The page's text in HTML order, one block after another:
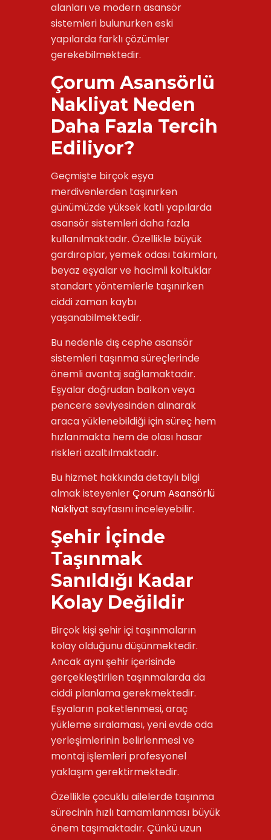
alanları ve modern asansör
sistemleri bulunurken eski
yapılarda farklı çözümler
gerekebilmektedir.
Çorum Asansörlü
Nakliyat Neden
Daha Fazla Tercih
Ediliyor?
Geçmişte birçok eşya
merdivenlerden taşınırken
günümüzde yüksek katlı yapılarda
asansör sistemleri daha fazla
kullanılmaktadır. Özellikle büyük
gardıroplar, yemek odası takımları,
beyaz eşyalar ve hacimli koltuklar
standart yöntemlerle taşınırken
ciddi zaman kaybı
yaşanabilmektedir.
Bu nedenle dış cephe asansör
sistemleri taşınma süreçlerinde
önemli avantaj sağlamaktadır.
Eşyalar doğrudan balkon veya
pencere seviyesinden alınarak
araca yüklenebildiği için süreç hem
hızlanmakta hem de olası hasar
riskleri azaltılmaktadır.
Bu hizmet hakkında detaylı bilgi
almak isteyenlerÇorum Asansörlü
Nakliyat sayfasını inceleyebilir.
Şehir İçinde
Taşınmak
Sanıldığı Kadar
Kolay Değildir
Birçok kişi şehir içi taşınmaların
kolay olduğunu düşünmektedir.
Ancak aynı şehir içerisinde
gerçekleştirilen taşınmalarda da
ciddi planlama gerekmektedir.
Eşyaların paketlenmesi, araç
yükleme sıralaması, yeni evde oda
yerleşimlerinin belirlenmesi ve
montaj işlemleri profesyonel
yaklaşım gerektirmektedir.
Özellikle çocuklu ailelerde taşınma
sürecinin hızlı tamamlanması büyük
önem taşımaktadır. Çünkü uzun